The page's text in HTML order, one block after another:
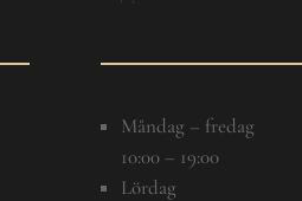
Måndag – fredag
10:00 – 19:00
Lördag